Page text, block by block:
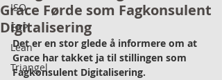
ISO
ERP
Lean
Triangel
Grace Førde som Fagkonsulent
Digitalisering
Det er en stor glede å informere om at
Grace har takket ja til stillingen som
Fagkonsulent Digitalisering.